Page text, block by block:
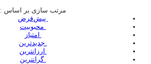
مرتب سازی بر اساس :
‌ پیش‌فرض
‌ محبوبیت
‌ امتیاز
‌ جدیدترین
‌ ارزانترین
‌ گرانترین